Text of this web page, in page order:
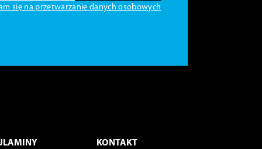
się na przetwarzanie danych osobowych
KONTAKT